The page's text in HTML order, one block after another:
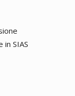
SIAS